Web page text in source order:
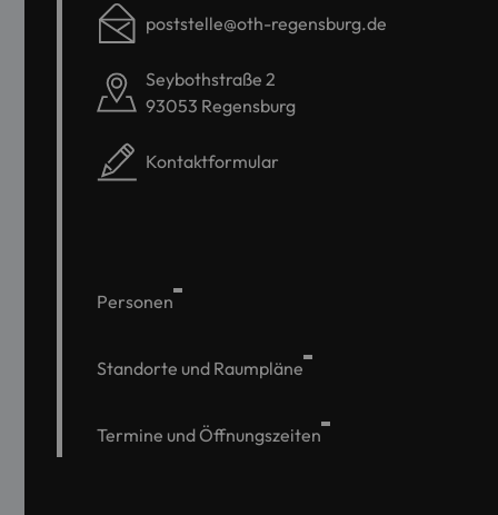
poststelle@oth-regensburg.de
Seybothstraße 2
93053 Regensburg
Kontaktformular
Personen
Standorte und Raumpläne
Termine und Öffnungszeiten